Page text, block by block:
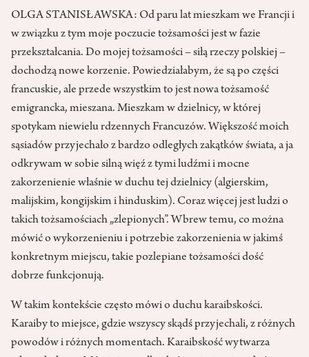
OLGA STANISŁAWSKA: Od paru lat mieszkam we Francji i
w związku z tym moje poczucie tożsamości jest w fazie
przekształcania. Do mojej tożsamości – siłą rzeczy polskiej –
dochodzą nowe korzenie. Powiedziałabym, że są po części
francuskie, ale przede wszystkim to jest nowa tożsamość
emigrancka, mieszana. Mieszkam w dzielnicy, w której
spotykam niewielu rdzennych Francuzów. Większość moich
sąsiadów przyjechało z bardzo odległych zakątków świata, a ja
odkrywam w sobie silną więź z tymi ludźmi i mocne
zakorzenienie właśnie w duchu tej dzielnicy (algierskim,
malijskim, kongijskim i hinduskim). Coraz więcej jest ludzi o
takich tożsamościach „zlepionych”. Wbrew temu, co można
mówić o wykorzenieniu i potrzebie zakorzenienia w jakimś
konkretnym miejscu, takie pozlepiane tożsamości dość
dobrze funkcjonują.
W takim kontekście często mówi o duchu karaibskości.
Karaiby to miejsce, gdzie wszyscy skądś przyjechali, z różnych
powodów i różnych momentach. Karaibskość wytwarza